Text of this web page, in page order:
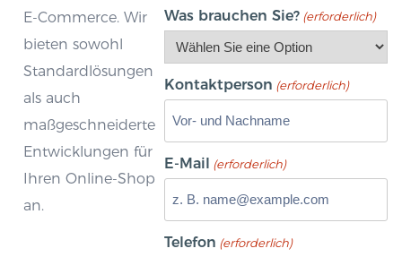
E-Commerce. Wir
bieten sowohl
Standardlösungen
als auch
maßgeschneiderte
Entwicklungen für
Ihren Online-Shop
an.
Was brauchen Sie? (erforderlich)
Kontaktperson (erforderlich)
E-Mail (erforderlich)
Telefon (erforderlich)